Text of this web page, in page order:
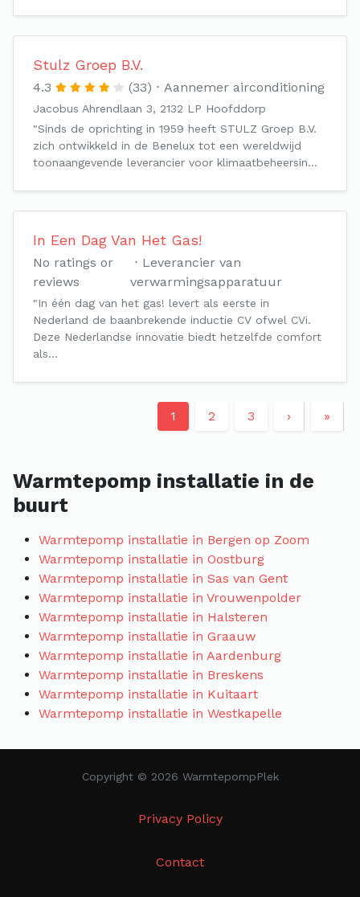
Stulz Groep B.V.
4.3 (33) Aannemer airconditioning
Jacobus Ahrendlaan 3, 2132 LP Hoofddorp
"Sinds de oprichting in 1959 heeft STULZ Groep B.V.
zich ontwikkeld in de Benelux tot een wereldwijd
toonaangevende leverancier voor klimaatbeheersin…
In Een Dag Van Het Gas!
No ratings or
reviews
Leverancier van
verwarmingsapparatuur
"In één dag van het gas! levert als eerste in
Nederland de baanbrekende inductie CV ofwel CVi.
Deze Nederlandse innovatie biedt hetzelfde comfort
als…
1 2 3 › »
Warmtepomp installatie in de
buurt
Warmtepomp installatie in Bergen op Zoom
Warmtepomp installatie in Oostburg
Warmtepomp installatie in Sas van Gent
Warmtepomp installatie in Vrouwenpolder
Warmtepomp installatie in Halsteren
Warmtepomp installatie in Graauw
Warmtepomp installatie in Aardenburg
Warmtepomp installatie in Breskens
Warmtepomp installatie in Kuitaart
Warmtepomp installatie in Westkapelle
Copyright © 2026 WarmtepompPlek
Privacy Policy
Contact